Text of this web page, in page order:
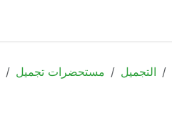
التجميل مستحضرات تجميل